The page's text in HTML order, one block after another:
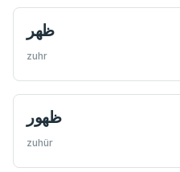
ظهر
zuhr
ظهور
zuhür